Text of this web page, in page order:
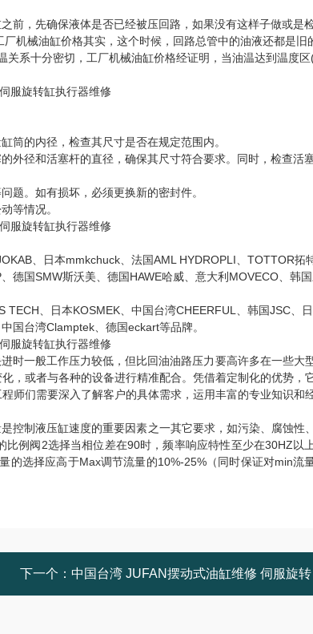
前，先确保液体是否已经被压回路，如果没有这样子做或是
机械油缸价格其实，这个时候，回路总管中的油液还都是旧
系十分密切，工厂机械油缸价格经证明，当油温达到温度
筒的内径，检查其尺寸是否在规定范围内。
外径和活塞杆的直径，确保其尺寸符合要求。同时，检查活
题。如有损坏，必须更换新的密封件。
等情况。
、日本mmkchuck、法国AML HYDROPLI、TOTTOR拓
德国SMW斯沃美、德国HAWE哈威、意大利MOVECO、韩
TECH、日本KOSMEK、中国台湾CHEERFUL、韩国JSC、
国台湾Clamptek、德国eckart等品牌。
时一般工作压力较低，但比回油油路压力要高许多在一些大
，或者与各种的设备进行精准配合。凭借着定制化的优势，
师们需要深入了解客户的具体需求，运用丰富的专业知识和
制液压缸速度的重要因素之一其它要求，如污染、腐蚀性
例阀2选择当相位差在90时，频率响应特性至少在30HZ以
的选择应高于Max调节流量的10%-25%（同时保证对min流
下一个： 中国台湾 JUFAN摆动式油缸维修 伺服旋转缸执行器维修